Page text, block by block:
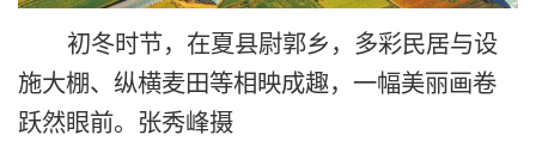
初冬时节，在夏县尉郭乡，多彩民居与设
施大棚、纵横麦田等相映成趣，一幅美丽画卷
跃然眼前。张秀峰摄